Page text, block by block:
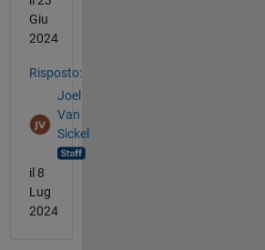
Giu
2024
Risposto:
Joel
Van
Sickel
il 8
Lug
2024